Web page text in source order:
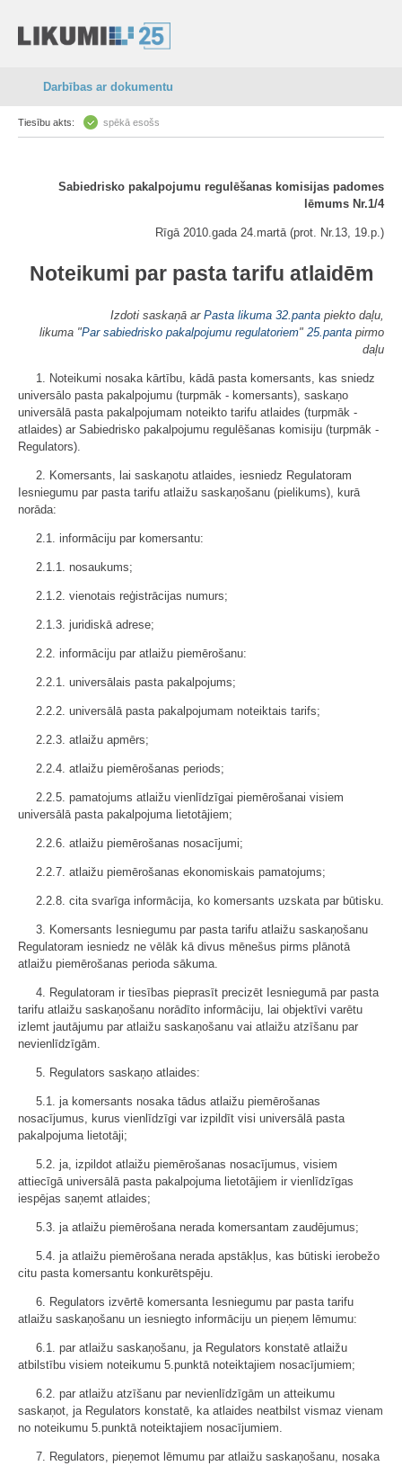
Darbības ar dokumentu
Tiesību akts: spēkā esošs
Sabiedrisko pakalpojumu regulēšanas komisijas padomes
lēmums Nr.1/4
Rīgā 2010.gada 24.martā (prot. Nr.13, 19.p.)
Noteikumi par pasta tarifu atlaidēm
Izdoti saskaņā ar Pasta likuma 32.panta piekto daļu,
likuma "Par sabiedrisko pakalpojumu regulatoriem" 25.panta pirmo
daļu
1. Noteikumi nosaka kārtību, kādā pasta komersants, kas sniedz
universālo pasta pakalpojumu (turpmāk - komersants), saskaņo
universālā pasta pakalpojumam noteikto tarifu atlaides (turpmāk -
atlaides) ar Sabiedrisko pakalpojumu regulēšanas komisiju (turpmāk -
Regulators).
2. Komersants, lai saskaņotu atlaides, iesniedz Regulatoram
Iesniegumu par pasta tarifu atlaižu saskaņošanu (pielikums), kurā
norāda:
2.1. informāciju par komersantu:
2.1.1. nosaukums;
2.1.2. vienotais reģistrācijas numurs;
2.1.3. juridiskā adrese;
2.2. informāciju par atlaižu piemērošanu:
2.2.1. universālais pasta pakalpojums;
2.2.2. universālā pasta pakalpojumam noteiktais tarifs;
2.2.3. atlaižu apmērs;
2.2.4. atlaižu piemērošanas periods;
2.2.5. pamatojums atlaižu vienlīdzīgai piemērošanai visiem
universālā pasta pakalpojuma lietotājiem;
2.2.6. atlaižu piemērošanas nosacījumi;
2.2.7. atlaižu piemērošanas ekonomiskais pamatojums;
2.2.8. cita svarīga informācija, ko komersants uzskata par būtisku.
3. Komersants Iesniegumu par pasta tarifu atlaižu saskaņošanu
Regulatoram iesniedz ne vēlāk kā divus mēnešus pirms plānotā
atlaižu piemērošanas perioda sākuma.
4. Regulatoram ir tiesības pieprasīt precizēt Iesniegumā par pasta
tarifu atlaižu saskaņošanu norādīto informāciju, lai objektīvi varētu
izlemt jautājumu par atlaižu saskaņošanu vai atlaižu atzīšanu par
nevienlīdzīgām.
5. Regulators saskaņo atlaides:
5.1. ja komersants nosaka tādus atlaižu piemērošanas
nosacījumus, kurus vienlīdzīgi var izpildīt visi universālā pasta
pakalpojuma lietotāji;
5.2. ja, izpildot atlaižu piemērošanas nosacījumus, visiem
attiecīgā universālā pasta pakalpojuma lietotājiem ir vienlīdzīgas
iespējas saņemt atlaides;
5.3. ja atlaižu piemērošana nerada komersantam zaudējumus;
5.4. ja atlaižu piemērošana nerada apstākļus, kas būtiski ierobežo
citu pasta komersantu konkurētspēju.
6. Regulators izvērtē komersanta Iesniegumu par pasta tarifu
atlaižu saskaņošanu un iesniegto informāciju un pieņem lēmumu:
6.1. par atlaižu saskaņošanu, ja Regulators konstatē atlaižu
atbilstību visiem noteikumu 5.punktā noteiktajiem nosacījumiem;
6.2. par atlaižu atzīšanu par nevienlīdzīgām un atteikumu
saskaņot, ja Regulators konstatē, ka atlaides neatbilst vismaz vienam
no noteikumu 5.punktā noteiktajiem nosacījumiem.
7. Regulators, pieņemot lēmumu par atlaižu saskaņošanu, nosaka